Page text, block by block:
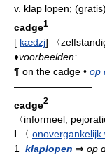
v. klap lopen;
cadge1
[ kædzj] 〈
♦voorbeelden:
¶ on the cadge • op
————————
cadge2
〈informeel;
I
〈 onovergankelijk
1 klaplopen ⇒ op